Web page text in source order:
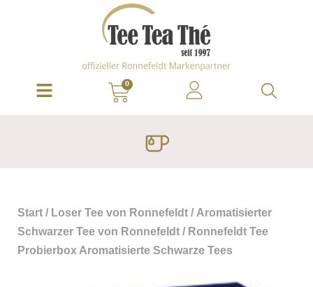
0
Start / Loser Tee von Ronnefeldt / Aromatisierter
Schwarzer Tee von Ronnefeldt / Ronnefeldt Tee
Probierbox Aromatisierte Schwarze Tees